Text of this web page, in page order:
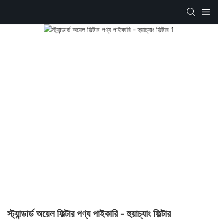
স্ট্যান্ডার্ড অয়েল ফিল্টার পণ্য পাইকারি - হুয়াচ্যাং ফিল্টার